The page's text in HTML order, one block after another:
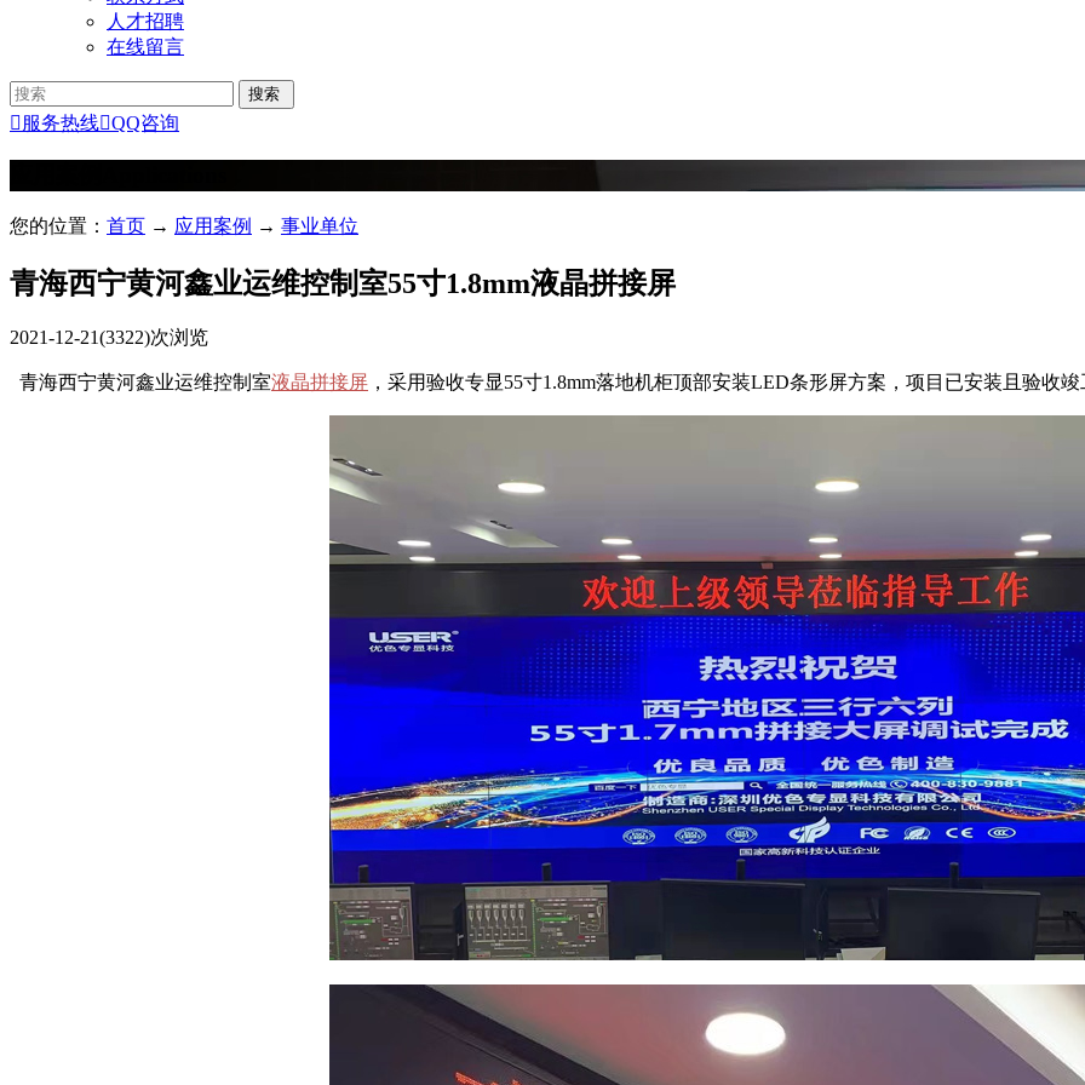
人才招聘
在线留言
 服务热线QQ咨询
您的位置： 首页 → 应用案例 → 事业单位
青海西宁黄河鑫业运维控制室55寸1.8mm液晶拼接屏
2021-12-21(3322)次浏览
青海西宁黄河鑫业运维控制室液晶拼接屏 ，采用验收专显55寸1.8mm落地机柜顶部安装LED条形屏方案，项目已安装且验收竣